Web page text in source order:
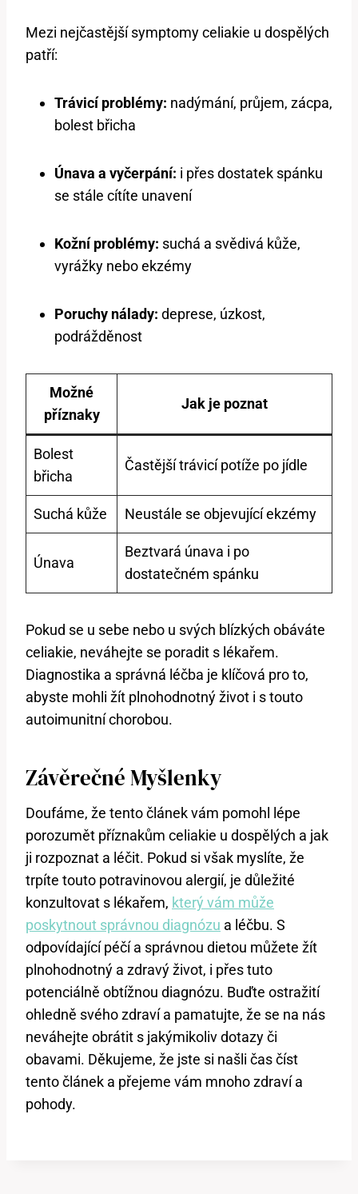
Mezi nejčastější symptomy celiakie u dospělých
patří:
Trávicí problémy: nadýmání, průjem, zácpa,
bolest břicha
Únava a vyčerpání: i přes dostatek spánku
se stále cítíte unavení
Kožní problémy: suchá a svědivá kůže,
vyrážky nebo ekzémy
Poruchy nálady: deprese, úzkost,
podrážděnost
Možné
příznaky
Jak je poznat
Bolest
břicha
Častější trávicí potíže po jídle
Suchá kůže Neustále se objevující ekzémy
Únava
Beztvará únava i po
dostatečném spánku
Pokud se u sebe nebo u svých blízkých obáváte
celiakie, neváhejte se poradit s lékařem.
Diagnostika a správná léčba je klíčová pro to,
abyste mohli žít plnohodnotný život i s touto
autoimunitní chorobou.
Závěrečné Myšlenky
Doufáme, že tento článek vám pomohl lépe
porozumět příznakům celiakie u dospělých a jak
ji rozpoznat a léčit. Pokud si však myslíte, že
trpíte touto potravinovou alergií, je důležité
konzultovat s lékařem, který vám může
poskytnout správnou diagnózu a léčbu. S
odpovídající péčí a správnou dietou můžete žít
plnohodnotný a zdravý život, i přes tuto
potenciálně obtížnou diagnózu. Buďte ostražití
ohledně svého zdraví a pamatujte, že se na nás
neváhejte obrátit s jakýmikoliv dotazy či
obavami. Děkujeme, že jste si našli čas číst
tento článek a přejeme vám mnoho zdraví a
pohody.